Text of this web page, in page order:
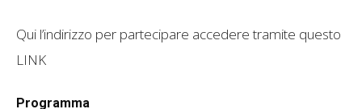
Qui l’indirizzo per partecipare accedere tramite questo
LINK
Programma